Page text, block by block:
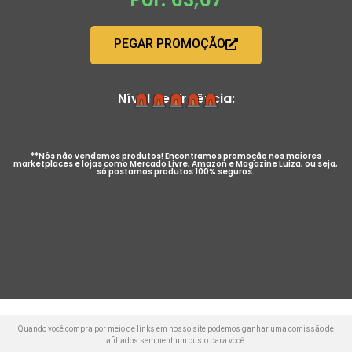
PEGAR PROMOÇÃO
Nível de Urgência:
**Nós não vendemos produtos! Encontramos promoção nos maiores
marketplaces e lojas como Mercado Livre, Amazon e Magazine Luiza, ou seja,
só postamos produtos 100% seguros.
Quando você compra por meio de links em nosso site podemos ganhar uma comissão de
afiliados sem nenhum custo para você.